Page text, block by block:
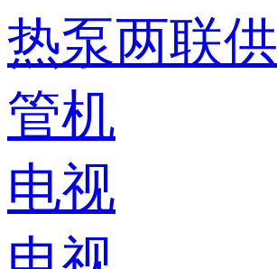
热泵两联供
管机
电视